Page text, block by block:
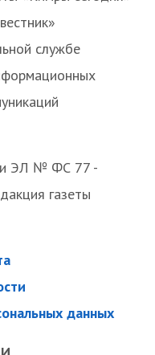
службе
ЭЛ № ФС 77 -
газеты
данных